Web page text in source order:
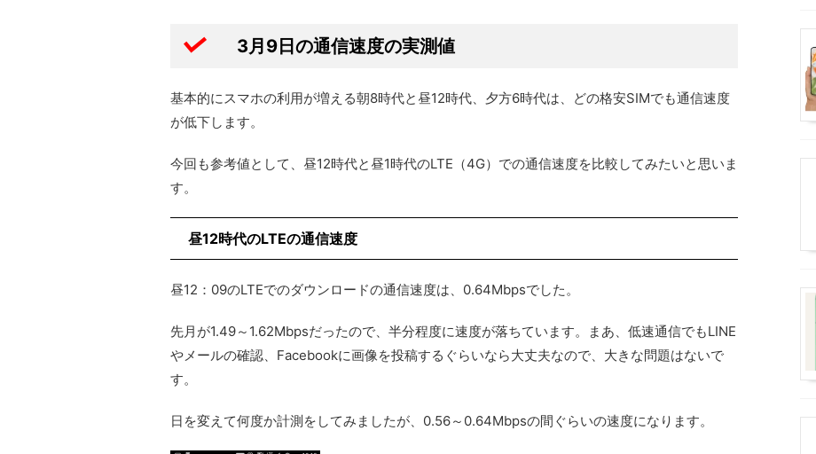
3月9日の通信速度の実測値
基本的にスマホの利用が増える朝8時代と昼12時代、夕方6時代は、どの格安SIMでも通信速度
が低下します。
今回も参考値として、昼12時代と昼1時代のLTE（4G）での通信速度を比較してみたいと思いま
す。
昼12時代のLTEの通信速度
昼12：09のLTEでのダウンロードの通信速度は、0.64Mbpsでした。
先月が1.49～1.62Mbpsだったので、半分程度に速度が落ちています。まあ、低速通信でもLINE
やメールの確認、Facebookに画像を投稿するぐらいなら大丈夫なので、大きな問題はないで
す。
日を変えて何度か計測をしてみましたが、0.56～0.64Mbpsの間ぐらいの速度になります。